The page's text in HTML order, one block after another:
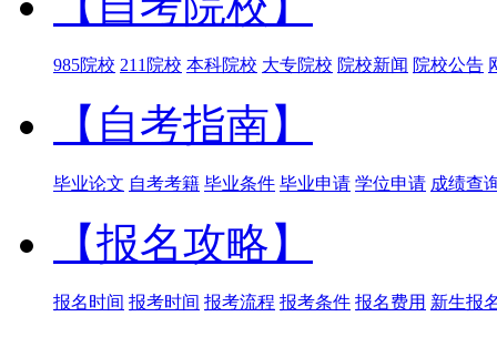
985院校 211院校 本科院校 大专院校 院校新闻 院校公告
【自考指南】
毕业论文 自考考籍 毕业条件 毕业申请 学位申请 成绩查
【报名攻略】
报名时间 报考时间 报考流程 报考条件 报名费用 新生报